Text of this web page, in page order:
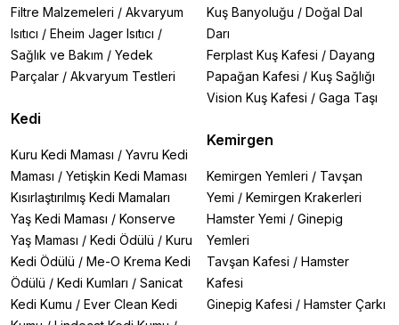
Filtre Malzemeleri / Akvaryum
Isıtıcı / Eheim Jager Isıtıcı /
Sağlık ve Bakım / Yedek
Parçalar / Akvaryum Testleri
Kedi
Kuru Kedi Maması / Yavru Kedi
Maması / Yetişkin Kedi Maması
Kısırlaştırılmış Kedi Mamaları
Yaş Kedi Maması / Konserve
Yaş Maması / Kedi Ödülü / Kuru
Kedi Ödülü / Me-O Krema Kedi
Ödülü / Kedi Kumları / Sanicat
Kedi Kumu / Ever Clean Kedi
Kuş Banyoluğu / Doğal Dal
Darı
Ferplast Kuş Kafesi / Dayang
Papağan Kafesi / Kuş Sağlığı
Vision Kuş Kafesi / Gaga Taşı
Kemirgen
Kemirgen Yemleri / Tavşan
Yemi / Kemirgen Krakerleri
Hamster Yemi / Ginepig
Yemleri
Tavşan Kafesi / Hamster
Kafesi
Ginepig Kafesi / Hamster Çarkı